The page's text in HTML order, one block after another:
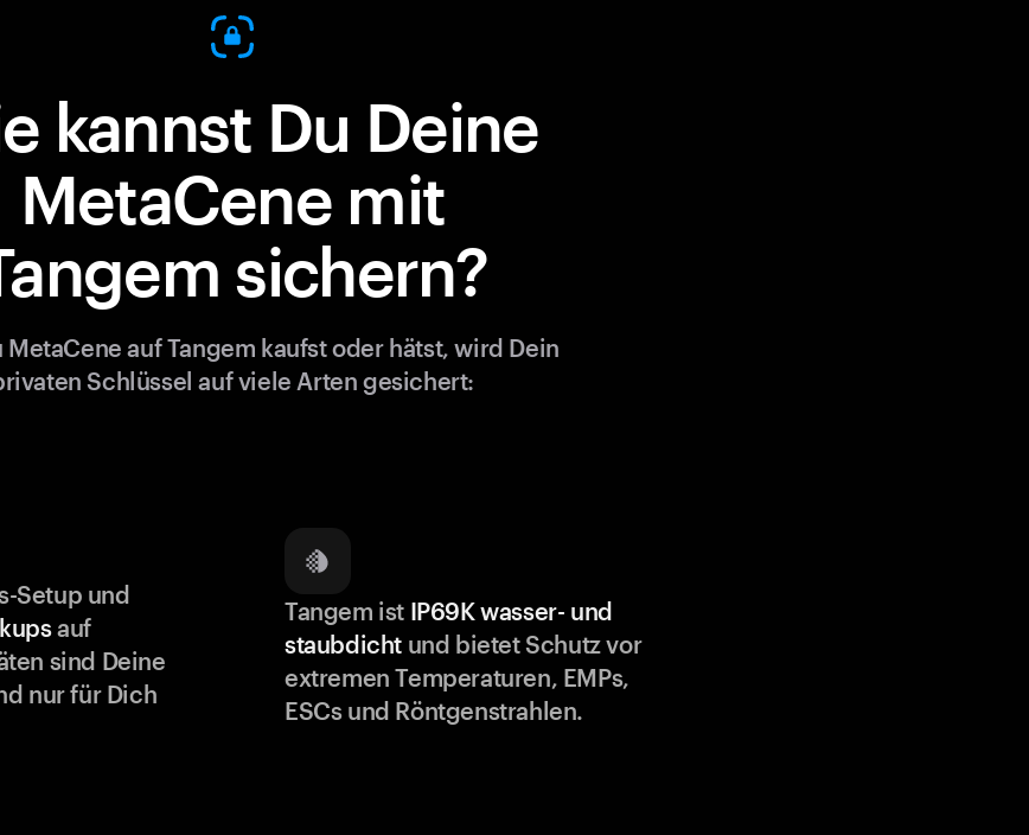
kannst Du Deine
MetaCene mit
sichern?
MetaCene auf Tangem kaufst oder hätst, wird Dein
Schlüssel auf viele Arten gesichert:
Setup und
auf
sind Deine
nur für Dich
Tangem ist IP69K wasser- und
staubdicht und bietet Schutz vor
extremen Temperaturen, EMPs,
ESCs und Röntgenstrahlen.